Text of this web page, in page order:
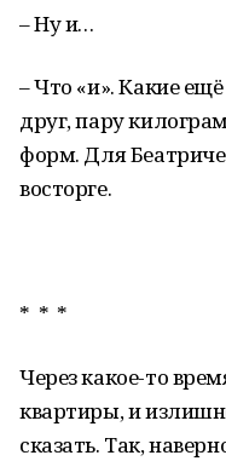
– Ну и…
– Что «и». Какие
друг, пару
форм. Для
восторге.
* * *
Через какое-то
квартиры, и
сказать. Так,